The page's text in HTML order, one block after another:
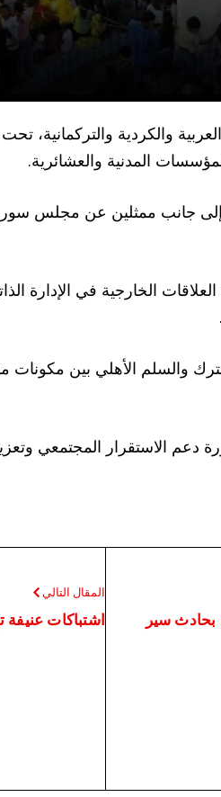
والكردية والتركمانية،
المدنية والعشائرية.
ممثلين عن مجلس سوريا
الخارجية في الإدارة
والسلم الأهلي بين
دعم الاستقرار المجتمعي
سير
المقال التالي
اشتباكات عنيفة